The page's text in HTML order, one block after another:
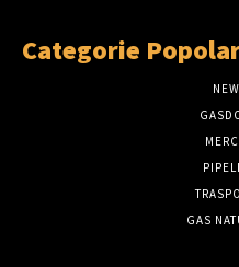
Categorie
GAS